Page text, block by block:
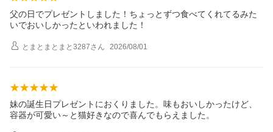
父の日でプレゼントしました！ちょっとずつ食べてくれてるみた
いでおいしかったといわれました！
とまとまとまと3287さん 2026/08/01
妹の誕生日プレゼントにおくりました。味もおいしかったけど、
容器が可愛い～と猫好きなので喜んでもらえました。